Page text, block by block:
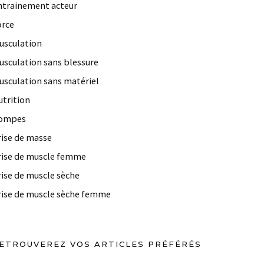
acteur
sans blessure
sans matériel
de masse
de muscle femme
de muscle sèche
de muscle sèche femme
VOS ARTICLES PRÉFÉRÉS